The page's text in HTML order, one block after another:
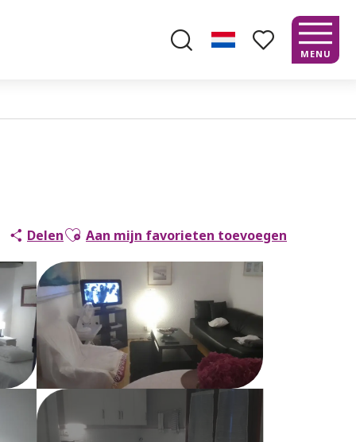
MENU
DelenAjouter aux favoris
Aan mijn favorieten toevoegen